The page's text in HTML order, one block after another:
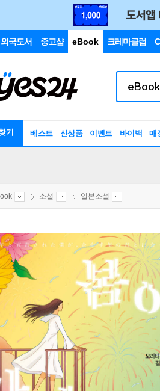
외국도서 중고샵 eBook 크레마클럽
기 베스트 신상품 이벤트 바이백 매
소설 일본소설